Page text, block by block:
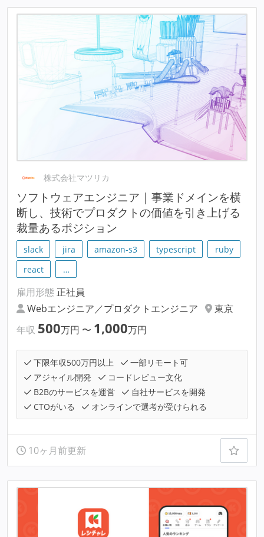
株式会社マツリカ
ソフトウェアエンジニア | 事業ドメインを横
断し、技術でプロダクトの価値を引き上げる
裁量あるポジション
slack jira amazon-s3 typescript
ruby
react
…
雇用形態 正社員
Webエンジニア／プロダクトエンジニア
東京
年収 500万円 〜 1,000万円
下限年収500万円以上
一部リモート可
アジャイル開発
コードレビュー文化
B2Bのサービスを運営
自社サービスを開発
CTOがいる
オンラインで選考が受けられる
10ヶ月前更新